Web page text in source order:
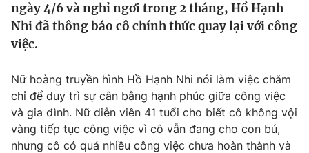
Thế giới
Tin tức
Thế giới đó đây
Câu chuyện quốc tế
Tài chính
Thị trường
Góc doanh nghiệp
Dữ liệu và đời sống
Truyền hình
ngày 4/6 và nghỉ ngơi trong 2 tháng, Hồ Hạnh
Nhi đã thông báo cô chính thức quay lại với công
việc.
Nữ hoàng truyền hình Hồ Hạnh Nhi nói làm việc chăm
chỉ để duy trì sự cân bằng hạnh phúc giữa công việc
và gia đình. Nữ diễn viên 41 tuổi cho biết cô không vội
vàng tiếp tục công việc vì cô vẫn đang cho con bú,
nhưng cô có quá nhiều công việc chưa hoàn thành và